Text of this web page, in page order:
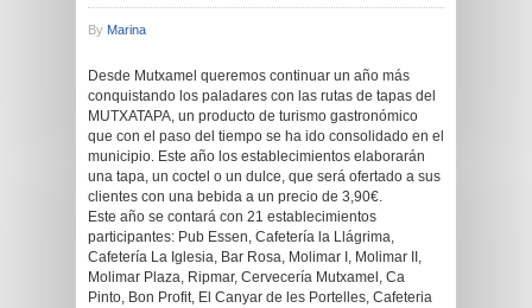
By Marina
Desde Mutxamel queremos continuar un año más
conquistando los paladares con las rutas de tapas del
MUTXATAPA, un producto de turismo gastronómico
que con el paso del tiempo se ha ido consolidado en el
municipio. Este año los establecimientos elaborarán
una tapa, un coctel o un dulce, que será ofertado a sus
clientes con una bebida a un precio de 3,90€.
Este año se contará con 21 establecimientos
participantes: Pub Essen, Cafetería la Llágrima,
Cafetería La Iglesia, Bar Rosa, Molimar I, Molimar II,
Molimar Plaza, Ripmar, Cervecería Mutxamel, Ca
Pinto, Bon Profit, El Canyar de les Portelles, Cafeteria